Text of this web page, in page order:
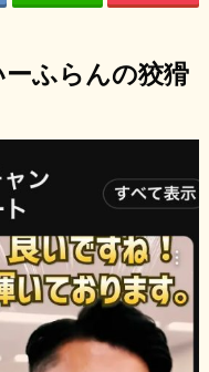
ふらんの狡猾